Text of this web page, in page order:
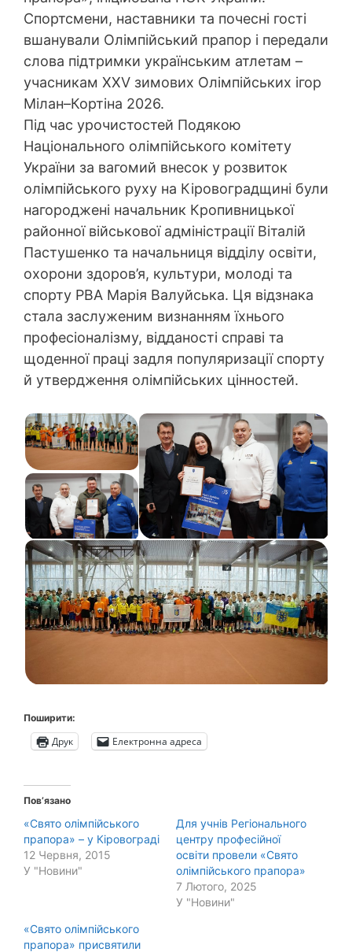
Спортсмени, наставники та почесні гості
вшанували Олімпійський прапор і передали
слова підтримки українським атлетам –
учасникам XXV зимових Олімпійських ігор
Мілан–Кортіна 2026.
Під час урочистостей Подякою
Національного олімпійського комітету
України за вагомий внесок у розвиток
олімпійського руху на Кіровоградщині були
нагороджені начальник Кропивницької
районної військової адміністрації Віталій
Пастушенко та начальниця відділу освіти,
охорони здоров’я, культури, молоді та
спорту РВА Марія Валуйська. Ця відзнака
стала заслуженим визнанням їхнього
професіоналізму, відданості справі та
щоденної праці задля популяризації спорту
й утвердження олімпійських цінностей.
Поширити:
Друк Електронна адреса
Пов’язано
«Свято олімпійського
прапора» – у Кіровограді
12 Червня, 2015
У "Новини"
Для учнів Регіонального
центру професійної
освіти провели «Свято
олімпійського прапора»
7 Лютого, 2025
У "Новини"
«Свято олімпійського
прапора» присвятили